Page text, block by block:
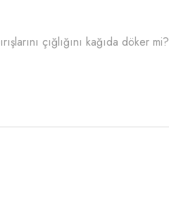
çığlığını kağıda döker mi?